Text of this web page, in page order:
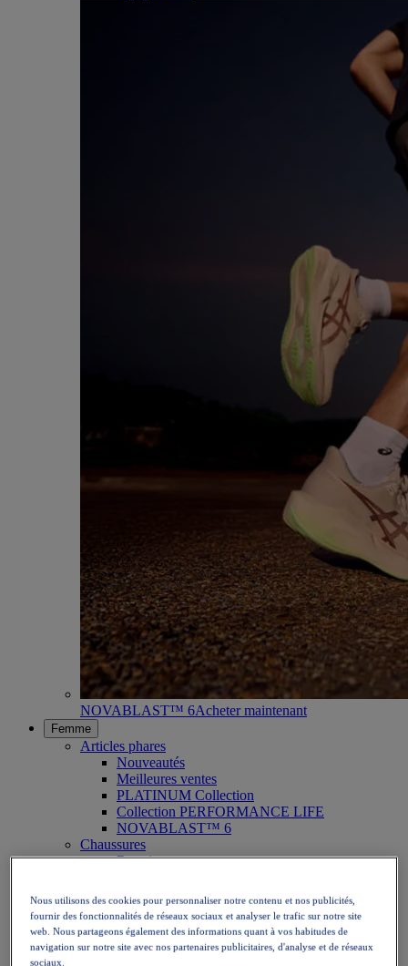
NOVABLAST™ 6Acheter maintenant
Femme
Articles phares
Nouveautés
Meilleures ventes
PLATINUM Collection
Collection PERFORMANCE LIFE
NOVABLAST™ 6
Chaussures
Running
Tennis
Volleyball
Handball
Padel
Nous utilisons des cookies pour personnaliser notre contenu et nos publicités,
fournir des fonctionnalités de réseaux sociaux et analyser le trafic sur notre site
web. Nous partageons également des informations quant à vos habitudes de
navigation sur notre site avec nos partenaires publicitaires, d'analyse et de réseaux
sociaux.